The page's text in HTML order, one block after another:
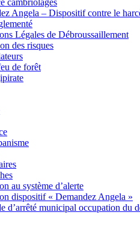
cambriolages
Angela – Dispositif contre le
Légales de Débroussaillement
des risques
de forêt
au système d’alerte
dispositif « Demandez Angela »
d’arrêté municipal occupation du